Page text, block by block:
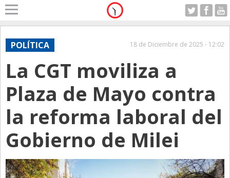
Home
A Motor
Anticipo
Campo
Carrera & Emprendedores
Club House
Con Estilo
POLÍTICA 18 de Diciembre de 2025 - 12:02
La CGT moviliza a
Plaza de Mayo contra
la reforma laboral del
Gobierno de Milei